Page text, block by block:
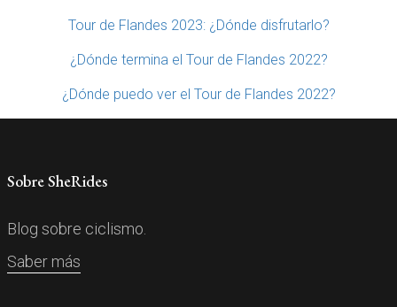
Tour de Flandes 2023: ¿Dónde disfrutarlo?
¿Dónde termina el Tour de Flandes 2022?
¿Dónde puedo ver el Tour de Flandes 2022?
Sobre SheRides
Blog sobre ciclismo.
Saber más